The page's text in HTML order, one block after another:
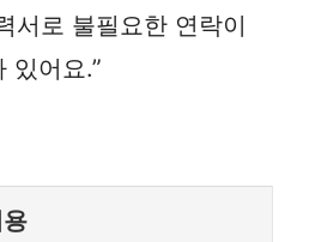
서로 불필요한 연락이
있어요.”